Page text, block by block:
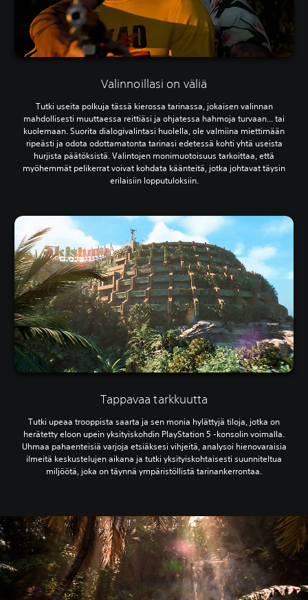
Valinnoillasi on väliä
Tutki useita polkuja tässä kierossa tarinassa, jokaisen valinnan
mahdollisesti muuttaessa reittiäsi ja ohjatessa hahmoja turvaan... tai
kuolemaan. Suorita dialogivalintasi huolella, ole valmiina miettimään
ripeästi ja odota odottamatonta tarinasi edetessä kohti yhtä useista
hurjista päätöksistä. Valintojen monimuotoisuus tarkoittaa, että
myöhemmät pelikerrat voivat kohdata käänteitä, jotka johtavat täysin
erilaisiin lopputuloksiin.
Tappavaa tarkkuutta
Tutki upeaa trooppista saarta ja sen monia hylättyjä tiloja, jotka on
herätetty eloon upein yksityiskohdin PlayStation 5 -konsolin voimalla.
Uhmaa pahaenteisiä varjoja etsiäksesi vihjeitä, analysoi hienovaraisia
ilmeitä keskustelujen aikana ja tutki yksityiskohtaisesti suunniteltua
miljöötä, joka on täynnä ympäristöllistä tarinankerrontaa.